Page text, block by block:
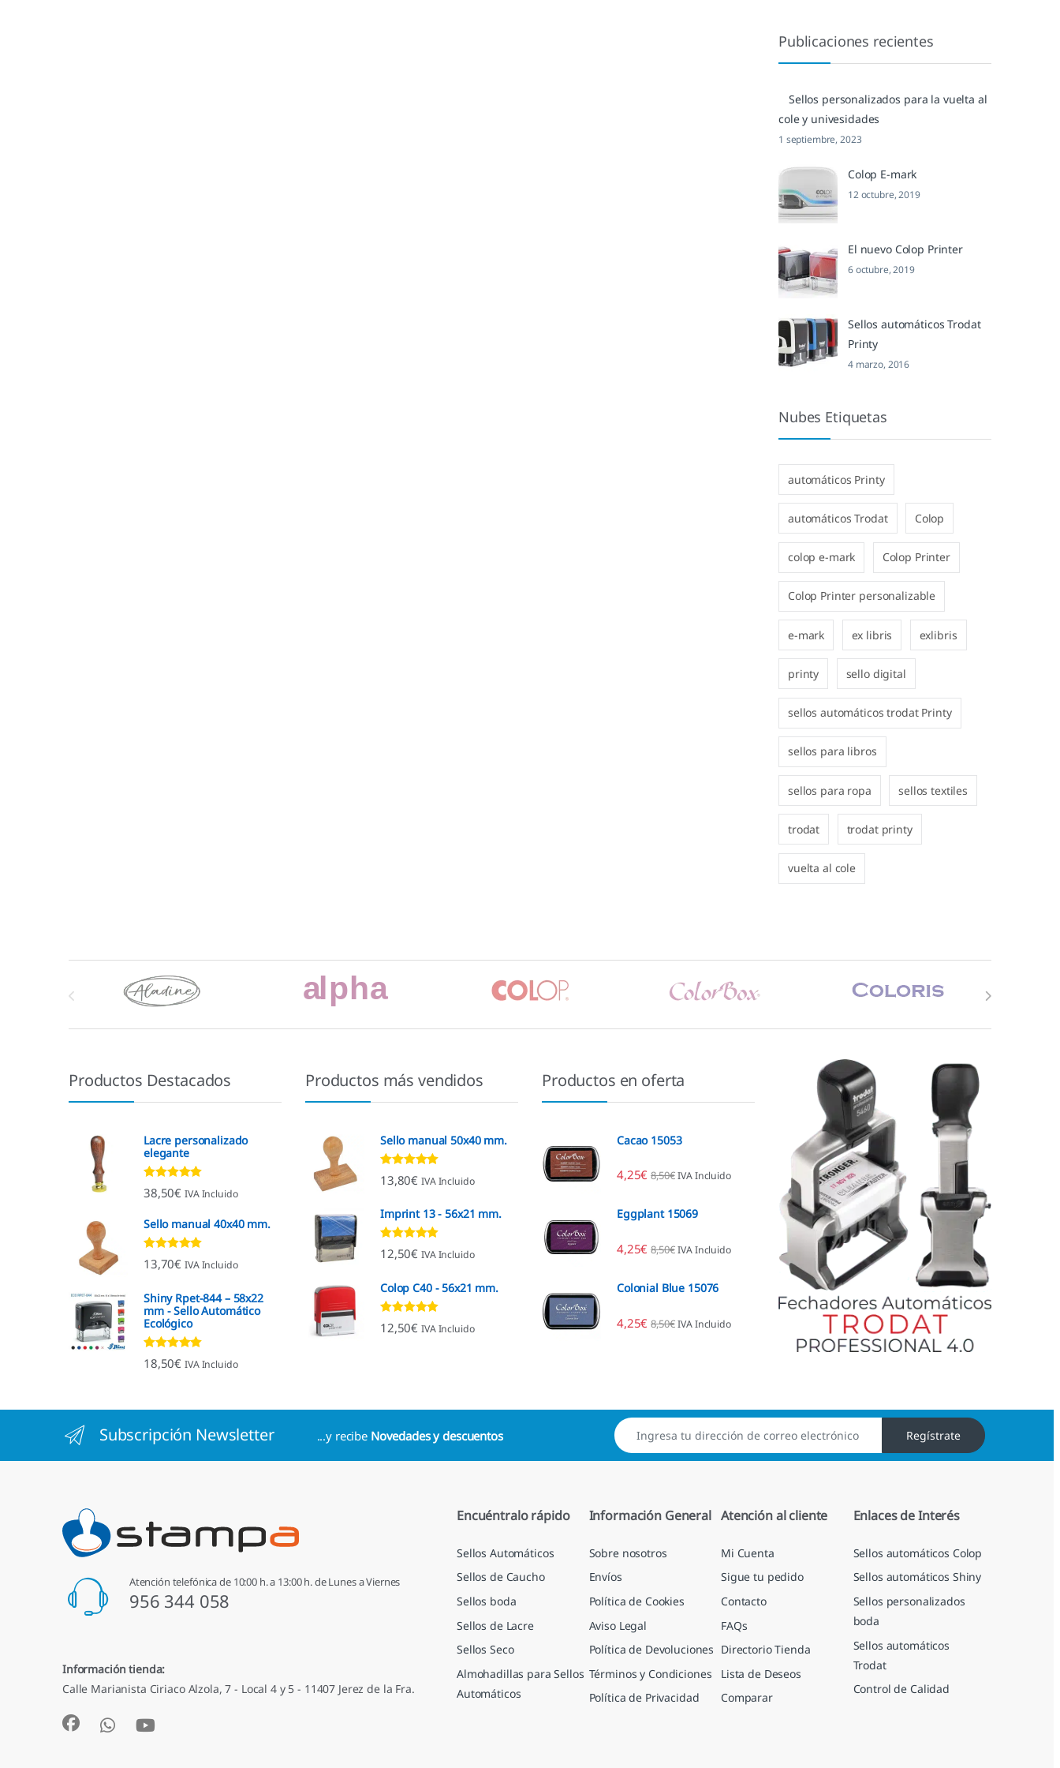
Publicaciones recientes
Sellos personalizados para la vuelta al
cole y univesidades
1 septiembre, 2023
Colop E-mark
12 octubre, 2019
El nuevo Colop Printer
6 octubre, 2019
Sellos automáticos Trodat
Printy
4 marzo, 2016
Nubes Etiquetas
automáticos Printy
automáticos Trodat Colop
colop e-mark Colop Printer
Colop Printer personalizable
e-mark ex libris exlibris
printy sello digital
sellos automáticos trodat Printy
sellos para libros
sellos para ropa sellos textiles
trodat trodat printy
vuelta al cole
Marcas De Carrusel
Productos Destacados
Lacre personalizado
elegante
Valorado con
4.92de 5
38,50€ IVA Incluido
Sello manual 40x40 mm.
Valorado con
4.96de 5
13,70€ IVA Incluido
Shiny Rpet-844 – 58x22
mm - Sello Automático
Ecológico
Valorado con
4.96de 5
18,50€ IVA Incluido
Productos más vendidos
Sello manual 50x40 mm.
Valorado con
4.80de 5
13,80€ IVA Incluido
Imprint 13 - 56x21 mm.
Valorado con
4.96de 5
12,50€ IVA Incluido
Colop C40 - 56x21 mm.
Valorado con
4.88de 5
12,50€ IVA Incluido
Productos en oferta
Cacao 15053
4,25€ 8,50€ IVA Incluido
Eggplant 15069
4,25€ 8,50€ IVA Incluido
Colonial Blue 15076
4,25€ 8,50€ IVA Incluido
Subscripción Newsletter ...y recibe Novedades y descuentos Regístrate
Atención telefónica de 10:00 h. a 13:00 h. de Lunes a Viernes
956 344 058
Información tienda:
Calle Marianista Ciriaco Alzola, 7 - Local 4 y 5 - 11407 Jerez de la Fra.
Encuéntralo rápido
Sellos Automáticos
Sellos de Caucho
Sellos boda
Sellos de Lacre
Sellos Seco
Almohadillas para Sellos
Automáticos
Información General
Sobre nosotros
Envíos
Política de Cookies
Aviso Legal
Política de Devoluciones
Términos y Condiciones
Política de Privacidad
Atención al cliente
Mi Cuenta
Sigue tu pedido
Contacto
FAQs
Directorio Tienda
Lista de Deseos
Comparar
Enlaces de Interés
Sellos automáticos Colop
Sellos automáticos Shiny
Sellos personalizados
boda
Sellos automáticos
Trodat
Control de Calidad